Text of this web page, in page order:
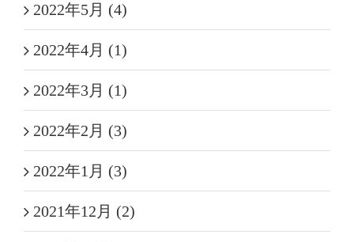
2022年5月 (4)
2022年4月 (1)
2022年3月 (1)
2022年2月 (3)
2022年1月 (3)
2021年12月 (2)